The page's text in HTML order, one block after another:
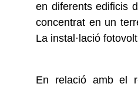
en diferents edificis
concentrat en un
La instal·lació
En relació amb el